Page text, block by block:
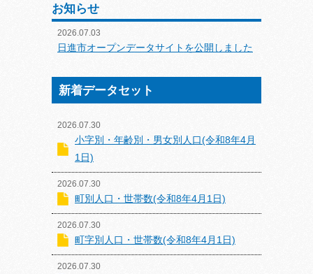
お知らせ
2026.07.03
日進市オープンデータサイトを公開しました
新着データセット
2026.07.30
小字別・年齢別・男女別人口(令和8年4月
1日)
2026.07.30
町別人口・世帯数(令和8年4月1日)
2026.07.30
町字別人口・世帯数(令和8年4月1日)
2026.07.30